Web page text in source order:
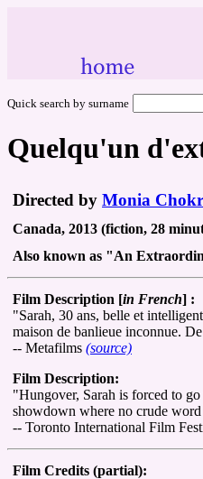
Quick search by surname
Quelqu'un
Directed by Monia
Canada, 2013 (fiction, 28
Also known as "An
Film Description [in French] :
"Sarah, 30 ans, belle et
maison de banlieue inconnue.
-- Metafilms (source)
Film Description:
"Hungover, Sarah is forced to
showdown where no crude
-- Toronto International Film
Film Credits (partial):